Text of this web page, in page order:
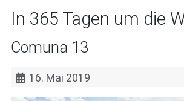
In 365 Tagen um die
Comuna 13
16. Mai 2019